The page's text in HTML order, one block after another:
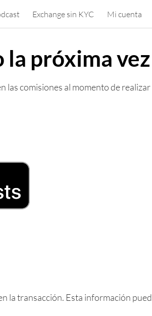
Exchange sin KYC Mi cuenta
la próxima vez
las comisiones al momento de
la transacción. Esta información